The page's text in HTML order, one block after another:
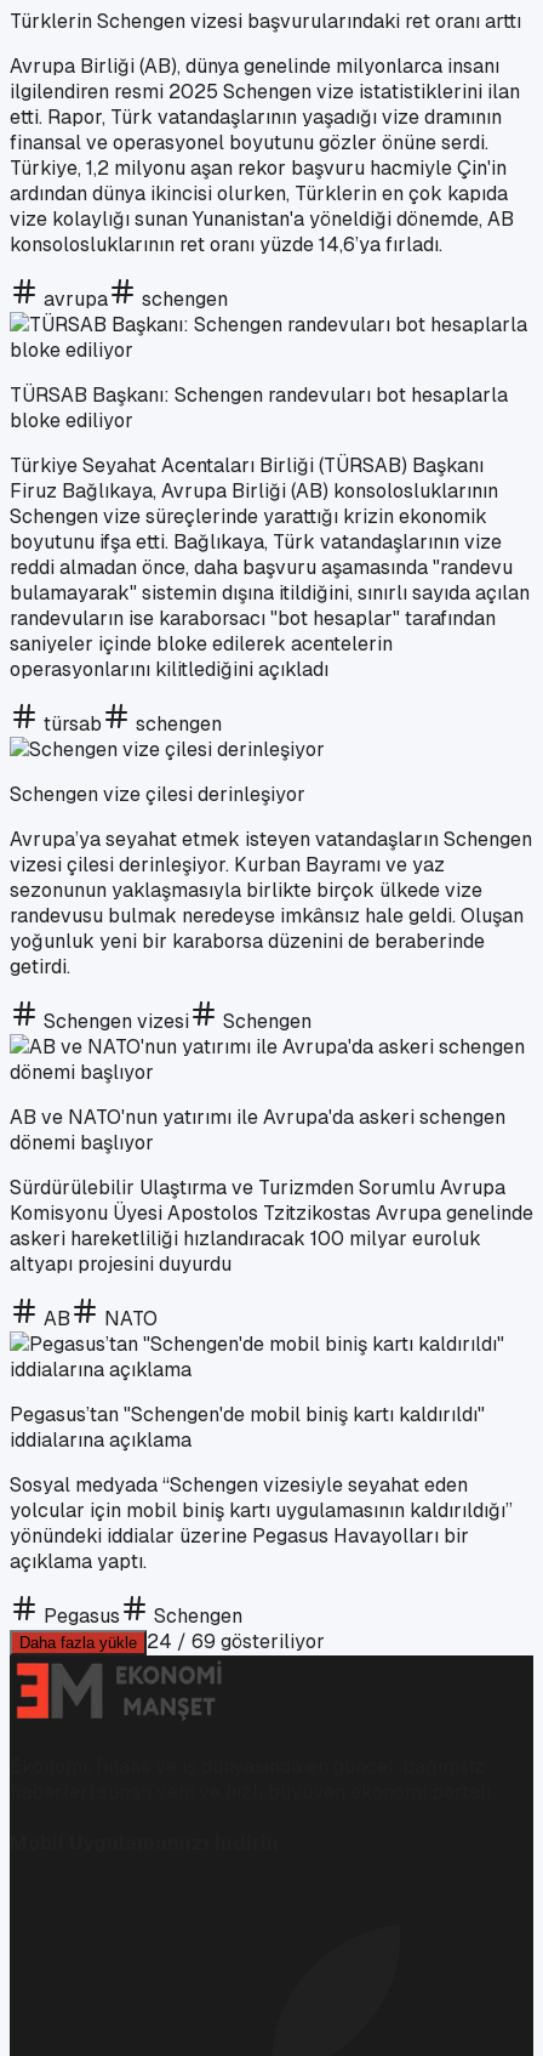
Türklerin Schengen vizesi başvurularındaki ret oranı arttı
Avrupa Birliği (AB), dünya genelinde milyonlarca insanı
ilgilendiren resmi 2025 Schengen vize istatistiklerini ilan
etti. Rapor, Türk vatandaşlarının yaşadığı vize dramının
finansal ve operasyonel boyutunu gözler önüne serdi.
Türkiye, 1,2 milyonu aşan rekor başvuru hacmiyle Çin'in
ardından dünya ikincisi olurken, Türklerin en çok kapıda
vize kolaylığı sunan Yunanistan'a yöneldiği dönemde, AB
konsolosluklarının ret oranı yüzde 14,6’ya fırladı.
avrupa schengen
TÜRSAB Başkanı: Schengen randevuları bot hesaplarla
bloke ediliyor
Türkiye Seyahat Acentaları Birliği (TÜRSAB) Başkanı
Firuz Bağlıkaya, Avrupa Birliği (AB) konsolosluklarının
Schengen vize süreçlerinde yarattığı krizin ekonomik
boyutunu ifşa etti. Bağlıkaya, Türk vatandaşlarının vize
reddi almadan önce, daha başvuru aşamasında "randevu
bulamayarak" sistemin dışına itildiğini, sınırlı sayıda açılan
randevuların ise karaborsacı "bot hesaplar" tarafından
saniyeler içinde bloke edilerek acentelerin
operasyonlarını kilitlediğini açıkladı
türsab schengen
Schengen vize çilesi derinleşiyor
Avrupa’ya seyahat etmek isteyen vatandaşların Schengen
vizesi çilesi derinleşiyor. Kurban Bayramı ve yaz
sezonunun yaklaşmasıyla birlikte birçok ülkede vize
randevusu bulmak neredeyse imkânsız hale geldi. Oluşan
yoğunluk yeni bir karaborsa düzenini de beraberinde
getirdi.
Schengen vizesi Schengen
AB ve NATO'nun yatırımı ile Avrupa'da askeri schengen
dönemi başlıyor
Sürdürülebilir Ulaştırma ve Turizmden Sorumlu Avrupa
Komisyonu Üyesi Apostolos Tzitzikostas Avrupa genelinde
askeri hareketliliği hızlandıracak 100 milyar euroluk
altyapı projesini duyurdu
AB NATO
Pegasus’tan "Schengen'de mobil biniş kartı kaldırıldı"
iddialarına açıklama
Sosyal medyada “Schengen vizesiyle seyahat eden
yolcular için mobil biniş kartı uygulamasının kaldırıldığı”
yönündeki iddialar üzerine Pegasus Havayolları bir
açıklama yaptı.
Pegasus Schengen
Daha fazla yükle 24 / 69 gösteriliyor